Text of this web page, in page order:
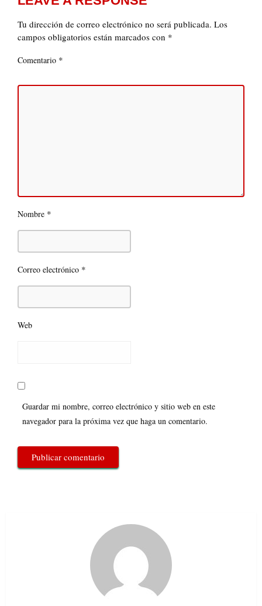
Tu dirección de correo electrónico no será publicada. Los
campos obligatorios están marcados con *
Comentario *
Nombre *
Correo electrónico *
Web
Guardar mi nombre, correo electrónico y sitio web en este
navegador para la próxima vez que haga un comentario.